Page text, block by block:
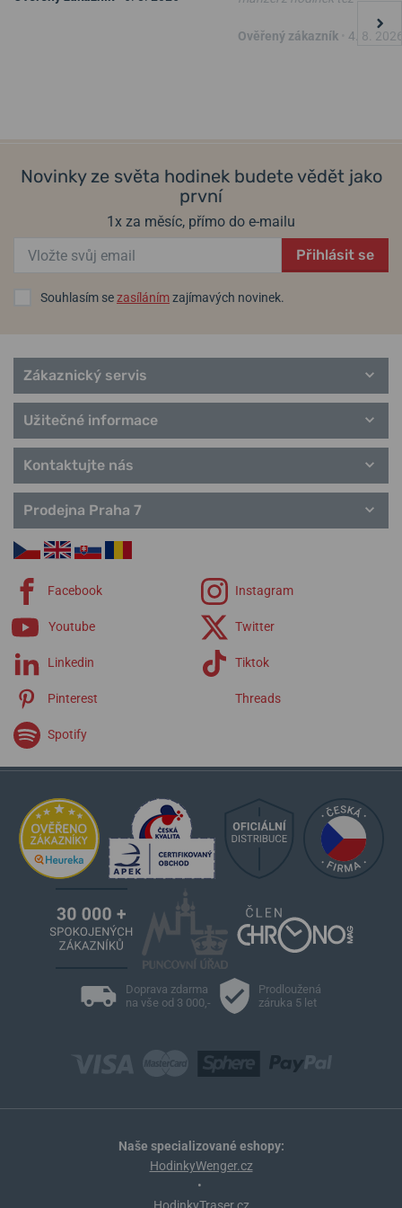
Urban Donnissima
Metropolitan Donnissima
Vintage Classic
Ověřený zákazník 4. 8.
Novinky ze světa hodinek budete vědět jako
první
1x za měsíc, přímo do e-mailu
Přihlásit se
Souhlasím sezasílánímzajímavých novinek.
Zákaznický servis
Užitečné informace
Kontaktujte nás
Prodejna Praha 7
Facebook Instagram
Youtube Twitter
Linkedin Tiktok
Pinterest Threads
Spotify
Doprava zdarma
na vše od 3 000,-
Prodloužená
záruka 5 let
Naše specializované eshopy:
HodinkyWenger.cz
•